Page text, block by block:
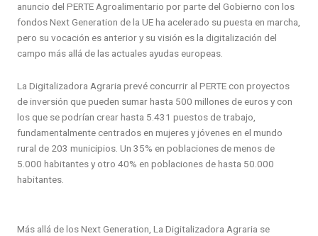
anuncio del PERTE Agroalimentario por parte del Gobierno con los
fondos Next Generation de la UE ha acelerado su puesta en marcha,
pero su vocación es anterior y su visión es la digitalización del
campo más allá de las actuales ayudas europeas.
La Digitalizadora Agraria prevé concurrir al PERTE con proyectos
de inversión que pueden sumar hasta 500 millones de euros y con
los que se podrían crear hasta 5.431 puestos de trabajo,
fundamentalmente centrados en mujeres y jóvenes en el mundo
rural de 203 municipios. Un 35% en poblaciones de menos de
5.000 habitantes y otro 40% en poblaciones de hasta 50.000
habitantes.
Más allá de los Next Generation, La Digitalizadora Agraria se